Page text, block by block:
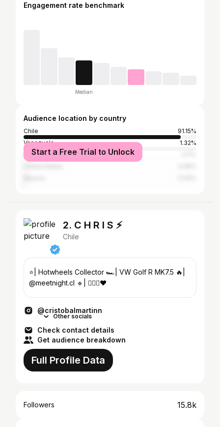
Engagement rate benchmark
Median
Audience location by country
Chile
91.15%
Venezuela
1.32%
Argentina
Start a Free Trial to Unlock
2. C H R I S ⚡️
Chile
⭐️| Hotwheels Collector 🏎️| VW Golf R MK7.5 🔥|
@meetnight.cl 🔹| 👩‍❤️‍👨❤️
@cristobalmartinn
Other socials
Check contact details
Get audience breakdown
Full Profile Data
Followers 15.8k